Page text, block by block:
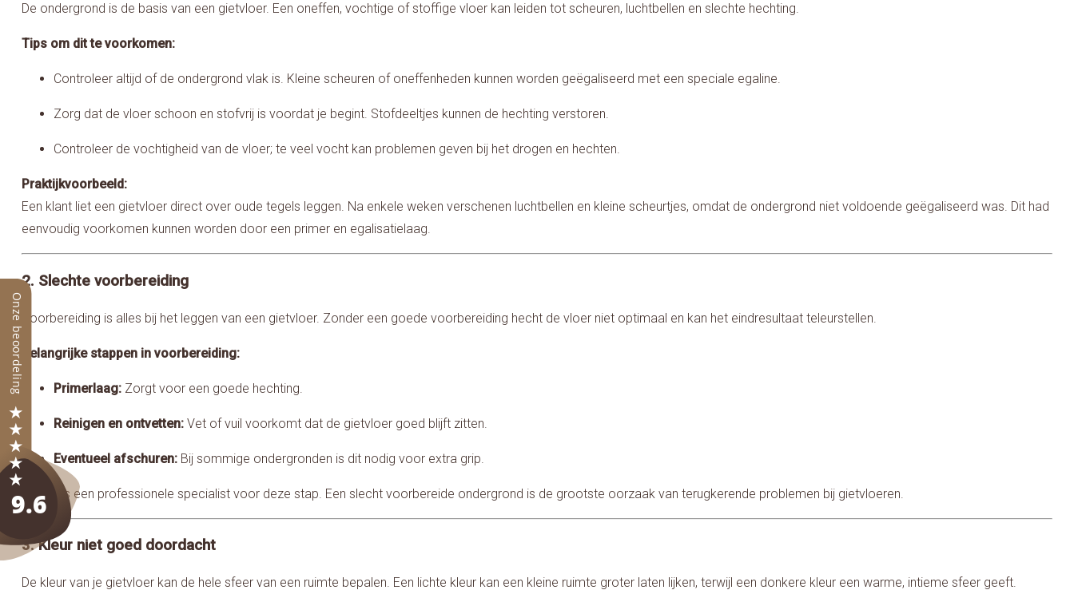
De ondergrond is de basis van een gietvloer. Een oneffen, vochtige of stoffige vloer kan leiden tot scheuren, luchtbellen en slechte hechting.
Tips om dit te voorkomen:
Controleer altijd of de ondergrond vlak is. Kleine scheuren of oneffenheden kunnen worden geëgaliseerd met een speciale egaline.
Zorg dat de vloer schoon en stofvrij is voordat je begint. Stofdeeltjes kunnen de hechting verstoren.
Controleer de vochtigheid van de vloer; te veel vocht kan problemen geven bij het drogen en hechten.
Praktijkvoorbeeld:
Een klant liet een gietvloer direct over oude tegels leggen. Na enkele weken verschenen luchtbellen en kleine scheurtjes, omdat de ondergrond niet voldoende geëgaliseerd was. Dit had
eenvoudig voorkomen kunnen worden door een primer en egalisatielaag.
2. Slechte voorbereiding
Voorbereiding is alles bij het leggen van een gietvloer. Zonder een goede voorbereiding hecht de vloer niet optimaal en kan het eindresultaat teleurstellen.
Belangrijke stappen in voorbereiding:
Primerlaag:Zorgt voor een goede hechting.
Reinigen en ontvetten:Vet of vuil voorkomt dat de gietvloer goed blijft zitten.
Eventueel afschuren:Bij sommige ondergronden is dit nodig voor extra grip.
Tip:Kies een professionele specialist voor deze stap. Een slecht voorbereide ondergrond is de grootste oorzaak van terugkerende problemen bij gietvloeren.
3. Kleur niet goed doordacht
De kleur van je gietvloer kan de hele sfeer van een ruimte bepalen. Een lichte kleur kan een kleine ruimte groter laten lijken, terwijl een donkere kleur een warme, intieme sfeer geeft.